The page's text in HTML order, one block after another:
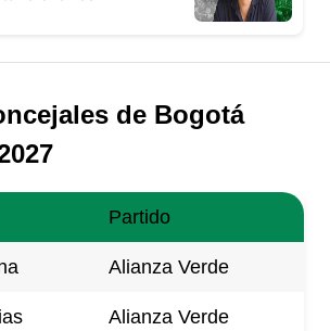
de Bogotá
Partido
Alianza Verde
Alianza Verde